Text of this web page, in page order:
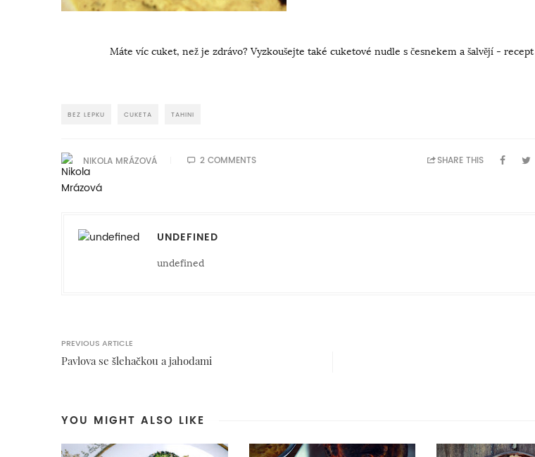
Máte víc cuket, než je zdrávo? Vyzkoušejte také cuketové nudle s česnekem a šalvějí - recept
BEZ LEPKU CUKETA TAHINI
NIKOLA MRÁZOVÁ 2 COMMENTS SHARE THIS
UNDEFINED
undefined
PREVIOUS ARTICLE
Pavlova se šlehačkou a jahodami
YOU MIGHT ALSO LIKE